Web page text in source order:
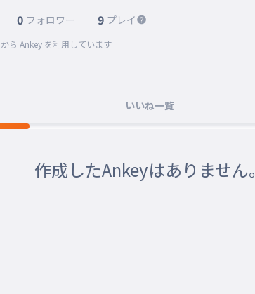
0 フォロワー 9 プレイ
から Ankey を利用しています
いいね一覧
作成したAnkeyはありません。